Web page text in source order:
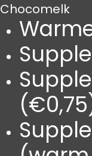
Chocomelk